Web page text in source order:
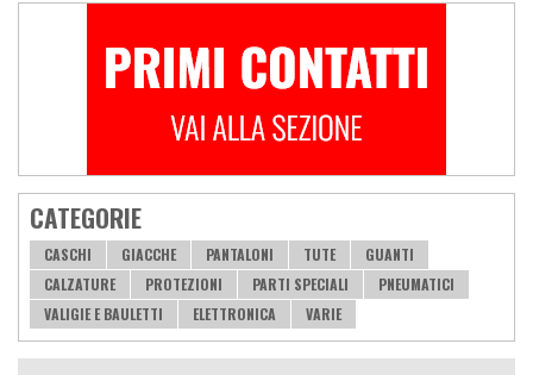
CATEGORIE
CASCHI GIACCHE PANTALONI TUTE
GUANTI
CALZATURE
PROTEZIONI PARTI SPECIALI
PNEUMATICI
VALIGIE E BAULETTI
ELETTRONICA VARIE